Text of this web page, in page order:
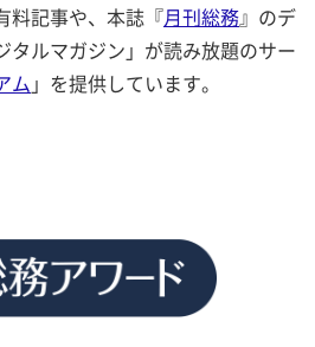
料記事や、本誌『月刊総務』のデ
タルマガジン」が読み放題のサー
ム 」を提供しています。